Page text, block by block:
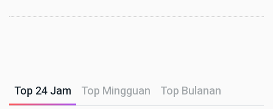
Top 24 Jam Top Mingguan Top Bulanan